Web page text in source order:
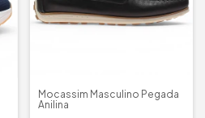
Mocassim Masculino Pegada
Anilina